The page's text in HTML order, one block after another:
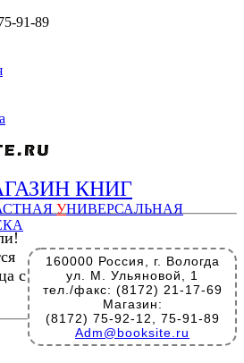
91-89
КНИГ
УНИВЕРСАЛЬНАЯ
160000 Россия, г. Вологда
ул. М. Ульяновой, 1
тел./факс: (8172) 21-17-69
Магазин:
(8172) 75-92-12, 75-91-89
Adm@booksite.ru
с